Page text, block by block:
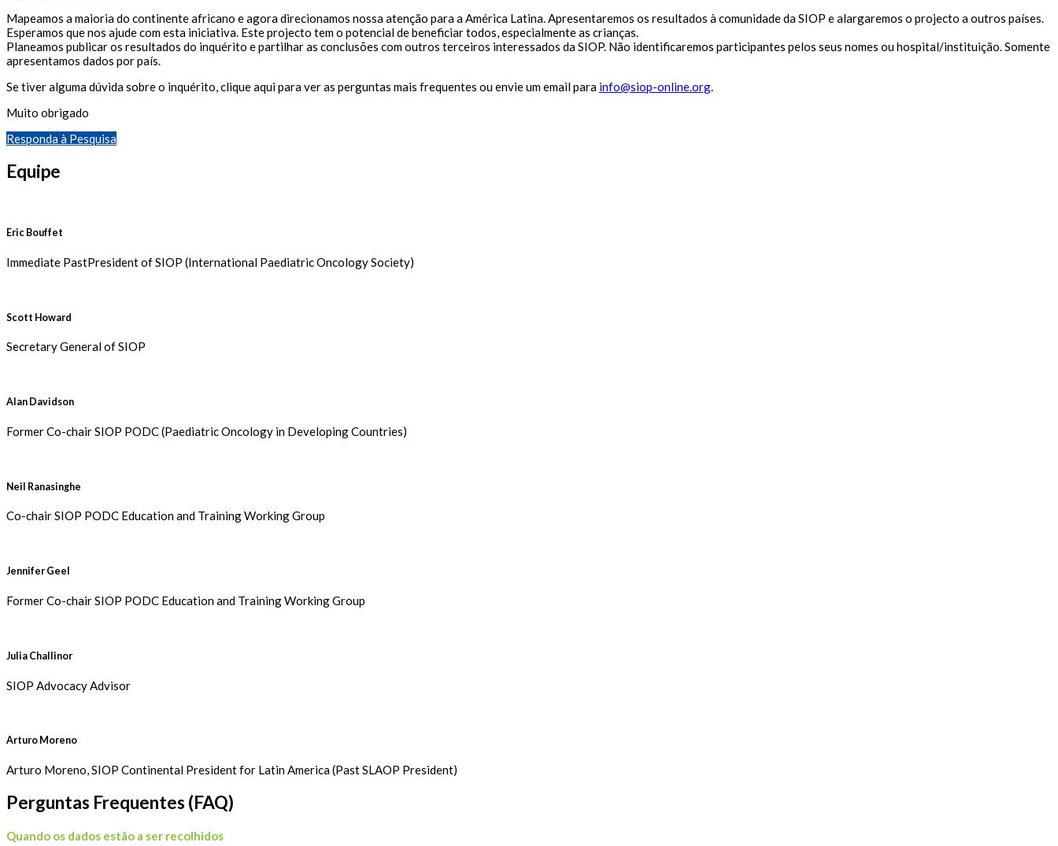
Mapeamos a maioria do continente africano e agora direcionamos nossa atenção para a América Latina. Apresentaremos os resultados à comunidade da SIOP e alargaremos o projecto a outros países.
Esperamos que nos ajude com esta iniciativa. Este projecto tem o potencial de beneficiar todos, especialmente as crianças.
Planeamos publicar os resultados do inquérito e partilhar as conclusões com outros terceiros interessados da SIOP. Não identificaremos participantes pelos seus nomes ou hospital/instituição. Somente
apresentamos dados por país.
Se tiver alguma dúvida sobre o inquérito, clique aqui para ver as perguntas mais frequentes ou envie um email para info@siop-online.org.
Muito obrigado
Responda à Pesquisa
Equipe
Eric Bouffet
Immediate PastPresident of SIOP (International Paediatric Oncology Society)
Scott Howard
Secretary General of SIOP
Alan Davidson
Former Co-chair SIOP PODC (Paediatric Oncology in Developing Countries)
Neil Ranasinghe
Co-chair SIOP PODC Education and Training Working Group
Jennifer Geel
Former Co-chair SIOP PODC Education and Training Working Group
Julia Challinor
SIOP Advocacy Advisor
Arturo Moreno
Arturo Moreno, SIOP Continental President for Latin America (Past SLAOP President)
Perguntas Frequentes (FAQ)
Quando os dados estão a ser recolhidos